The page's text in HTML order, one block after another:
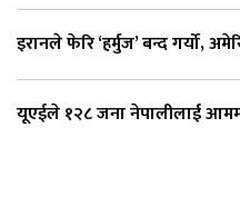
इरानले फेरि ‘हर्मुज’ बन्द गर्यो,
यूएईले १२८ जना नेपालीलाई